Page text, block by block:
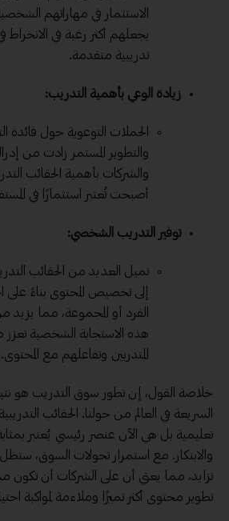
الاستثمار في مهاراتهم
يجعلهم أكثر رغبة في الانخراط
تدريبية متقدمة.
زيادة الوعي بأهمية التدريب:
الحملات التوعوية حول فائدة
والتطوير المستمر زادت من
والشركات بأهمية الحقائب
أصبحت تُعتبر استثمارًا في
توفير التدريب الشخصي:
تميل العديد من الحقائب
إلى تخصيص المحتوى بناءً على
الفرد أو المجموعة، مما يزيد
هذه الاستجابة الشخصية
المتدربين وتفاعلهم مع المحتوى.
خلاصة القول، إن تطور سوق التدريب هو
السريعة في العالم من حولنا. الحقائب
تعليمية بل هي الآن عنصر رئيسي يُعتبر
والابتكار. مع استمرار تحولات السوق، ستظل
تزايد، مما يعني أن على الشركات أن تكون
تطوير محتوى أكثر تميزًا وملاءمة لمواكبة